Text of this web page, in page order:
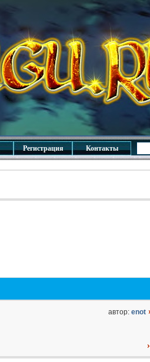
Регистрация Контакты
автор: enot